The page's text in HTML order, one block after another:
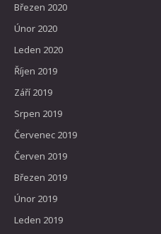
Březen 2020
Únor 2020
Leden 2020
Říjen 2019
Září 2019
Srpen 2019
Červenec 2019
Červen 2019
Březen 2019
Únor 2019
Leden 2019